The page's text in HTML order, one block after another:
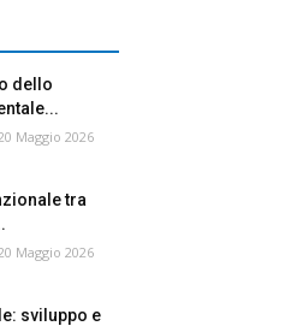
dello
Maggio 2026
tra
Maggio 2026
sviluppo e